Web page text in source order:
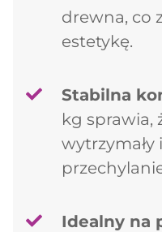
drewna, co
estetykę.
Stabilna
kg sprawia,
Idealny na